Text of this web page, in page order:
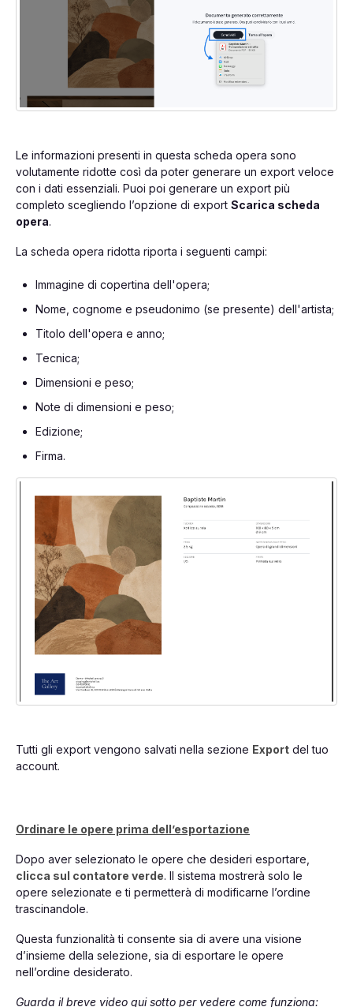
Le informazioni presenti in questa scheda opera sono
volutamente ridotte così da poter generare un export veloce
con i dati essenziali. Puoi poi generare un export più
completo scegliendo l’opzione di export Scarica scheda
opera.
La scheda opera ridotta riporta i seguenti campi:
Immagine di copertina dell'opera;
Nome, cognome e pseudonimo (se presente) dell'artista;
Titolo dell'opera e anno;
Tecnica;
Dimensioni e peso;
Note di dimensioni e peso;
Edizione;
Firma.
Tutti gli export vengono salvati nella sezione Export del tuo
account.
Ordinare le opere prima dell’esportazione
Dopo aver selezionato le opere che desideri esportare,
clicca sul contatore verde. Il sistema mostrerà solo le
opere selezionate e ti permetterà di modificarne l’ordine
trascinandole.
Questa funzionalità ti consente sia di avere una visione
d’insieme della selezione, sia di esportare le opere
nell’ordine desiderato.
Guarda il breve video qui sotto per vedere come funziona: